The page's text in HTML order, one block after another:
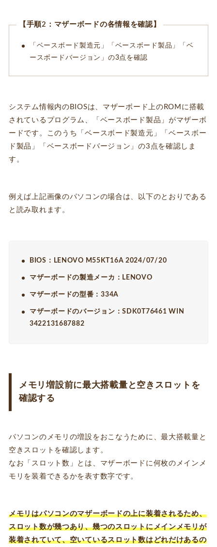
【手順2：マザーボードの各情報を確認】
「ベースボード製造元」「ベースボード製品」「ベ
ースボードバージョン」の3点を確認
システム情報内のBIOSは、マザーボード上のROMに搭載
されているプログラム、「ベースボード製品」がマザーボ
ードです。このうち「ベースボード製造元」「ベースボー
ド製品」「ベースボードバージョン」の3点を確認しま
す。
例えば上記画像のパソコンの場合は、以下のとおりである
と読み取れます。
BIOS：LENOVO M55KT16A 2024/07/20
マザーボードの製造メーカ：LENOVO
マザーボードの型番：334A
マザーボードのバージョン：SDK0T76461 WIN
3422131687882
メモリ増設前に最大搭載量と空きスロットを
確認する
パソコンのメモリの増設をおこなうために、最大搭載量と
空きスロットを確認します。
なお「スロット数」とは、マザーボードに何枚のメインメ
モリを装着できるかを表す数字です。
メモリはパソコンのマザーボードの上に装着されるため、
スロット数が幾つあり、幾つのスロットにメインメモリが
装着されていて、空いているスロット数はどれだけあるの